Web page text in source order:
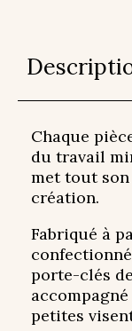
Chaque
du travail
met tout
création.
Fabriqué à
porte-clés
petites